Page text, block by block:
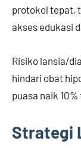
protokol tepat,
akses edukasi
Risiko lansia/
hindari obat
puasa naik
Strategi